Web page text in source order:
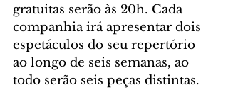
gratuitas serão às 20h. Cada
companhia irá apresentar dois
espetáculos do seu repertório
ao longo de seis semanas, ao
todo serão seis peças distintas.